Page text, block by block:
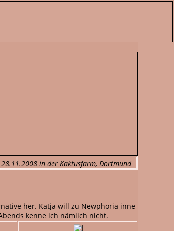
in der Kaktusfarm, Dortmund
her. Katja will zu Newphoria inne
kenne ich nämlich nicht.